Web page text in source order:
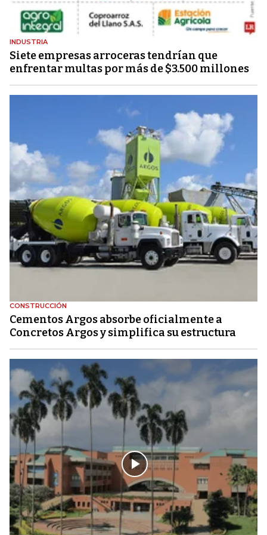
INDUSTRIA
Siete empresas arroceras tendrían que
enfrentar multas por más de $3.500 millones
CONSTRUCCIÓN
Cementos Argos absorbe oficialmente a
Concretos Argos y simplifica su estructura